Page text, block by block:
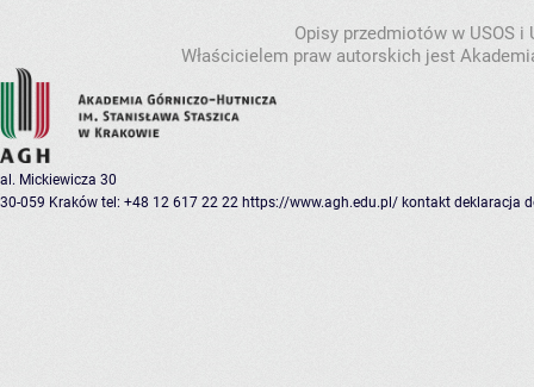
Opisy przedmiotów w USOS
Właścicielem praw autorskich jest
al. Mickiewicza 30
30-059 Kraków tel: +48 12 617 22 22 https://www.agh.edu.pl/ kontakt deklaracja